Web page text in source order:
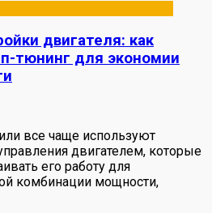
двигателя: как
тюнинг для экономии
все чаще используют
двигателем, которые
его работу для
комбинации мощности,